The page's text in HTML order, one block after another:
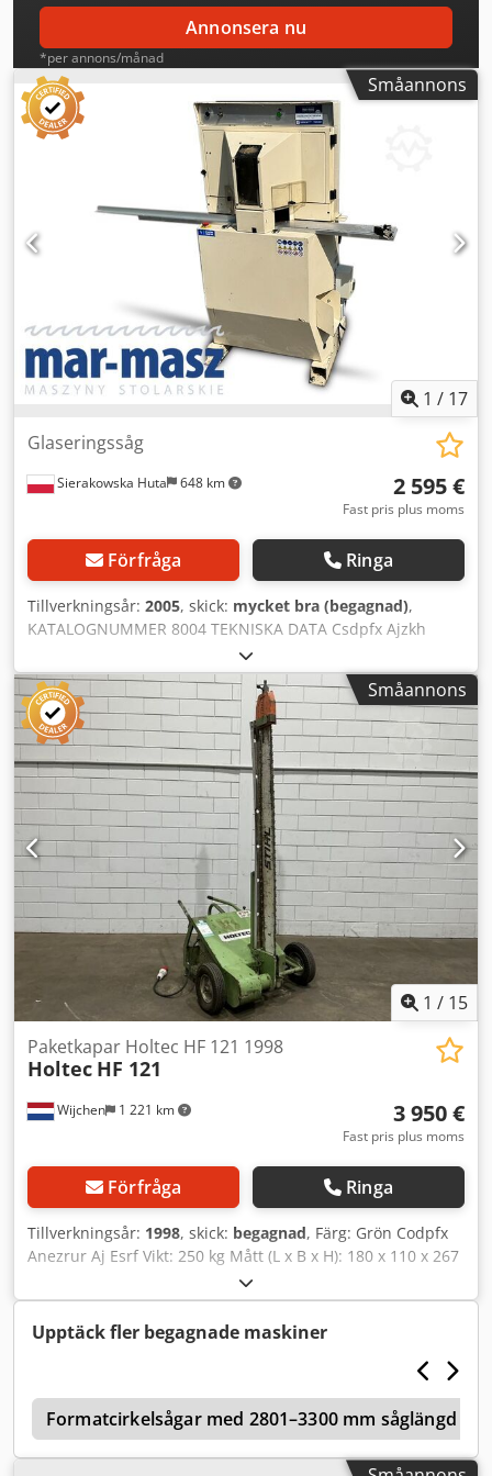
Annonsera nu
*per annons/månad
Småannons
1 / 17
Sierakowska Huta 648 km
Glaseringssåg
2 595 €
Fast pris plus moms
Förfråga Ringa
Tillverkningsår: 2005, skick: mycket bra (begagnad),
KATALOGNUMMER 8004 TEKNISKA DATA Csdpfx Ajzkh
Uhen Ejrf - max klingdiameter: 350 mm - håldiameter för
klinga: 30 mm - möjlighet till kapning i 45° vinkel - max
kapningshöjd: 100 mm - max bredd på ämne: 100 mm -
kapning i vinkel höger/vänster - anslutningsdiameter för
utsug: 2x80 mm - motor: 3,7 kW - maskinens mått (L/B/H):
1830x760x1610 mm - vikt: 308 kg FÖRDELAR – för kapning
av glaslister – begagnad såg – mycket gott skick Nettopris:
10 900 PLN Nettopris: 2 595 EUR beroende på kurs 4,20
EUR (Priser kan ändras vid större fluktuationer)
Småannons
1 / 15
Wijchen 1 221 km
Paketkapar Holtec HF 121 1998
Holtec HF 121
3 950 €
Fast pris plus moms
Förfråga Ringa
Tillverkningsår: 1998, skick: begagnad, Färg: Grön Codpfx
Anezrur Aj Esrf Vikt: 250 kg Mått (L x B x H): 180 x 110 x 267
cm - Tillverkningsår: 1998 - Dokumentation tillgänglig: Nej -
CE-certifikat finns: Nej - Serienummer: 88 1 65 -
Huvudmotoreffekt [kW]: 11,0 - Max. arbetsstyckeslängd
[mm]: 1870 - Max. arbetsstyckeshöjd [mm]: 2500 -
Strömförbrukning [A]: 20 - Säkring [A]: 32 - Effekt [kW]: 11,0
- Transportmått: 1800 mm x 1100 mm x 2670 mm (l x b x h)
- Transportvikt [kg]: 250 kg - Transportförpackningar [st]: 1
Finansiell information Moms: Det angivna priset är
Upptäck fler begagnade maskiner
Formatcirkelsågar med 2801–3300 mm såglängd